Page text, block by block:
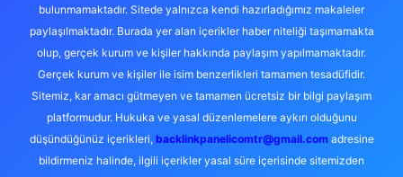
bulunmamaktadır. Sitede yalnızca kendi hazırladığımız makaleler
paylaşılmaktadır. Burada yer alan içerikler haber niteliği taşımamakta
olup, gerçek kurum ve kişiler hakkında paylaşım yapılmamaktadır.
Gerçek kurum ve kişiler ile isim benzerlikleri tamamen tesadüfidir.
Sitemiz, kar amacı gütmeyen ve tamamen ücretsiz bir bilgi paylaşım
platformudur. Hukuka ve yasal düzenlemelere aykırı olduğunu
düşündüğünüz içerikleri, backlinkpanelicomtr@gmail.comadresine
bildirmeniz halinde, ilgili içerikler yasal süre içerisinde sitemizden